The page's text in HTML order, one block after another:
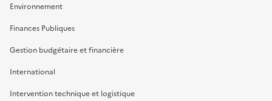
Environnement
Finances Publiques
Gestion budgétaire et financière
International
Intervention technique et logistique